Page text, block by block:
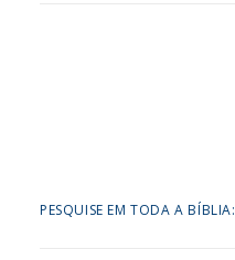
PESQUISE EM TODA A BÍBLIA: